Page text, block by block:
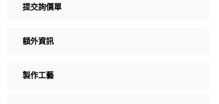
提交詢價單
額外資訊
製作工藝